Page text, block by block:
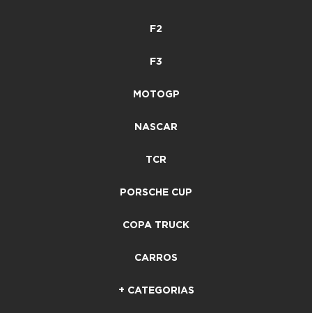
F2
F3
MOTOGP
NASCAR
TCR
PORSCHE CUP
COPA TRUCK
CARROS
+ CATEGORIAS